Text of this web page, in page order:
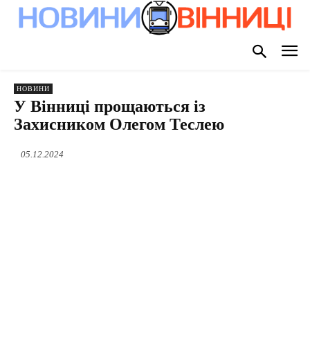
НОВИНИ
У Вінниці прощаються із
Захисником Олегом Теслею
05.12.2024